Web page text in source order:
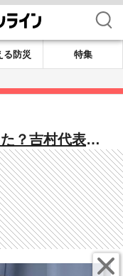
検索
る防災
特集
？吉村代表の
前提」崩れる